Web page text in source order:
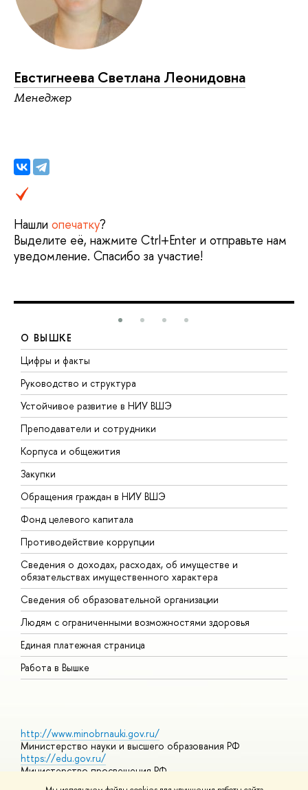
Евстигнеева Светлана Леонидовна
Менеджер
Нашли опечатку?
Выделите её, нажмите Ctrl+Enter и отправьте нам
уведомление. Спасибо за участие!
О ВЫШКЕ
Цифры и факты
Руководство и структура
Устойчивое развитие в НИУ ВШЭ
Преподаватели и сотрудники
Корпуса и общежития
Закупки
Обращения граждан в НИУ ВШЭ
Фонд целевого капитала
Противодействие коррупции
Сведения о доходах, расходах, об имуществе и
обязательствах имущественного характера
Сведения об образовательной организации
Людям с ограниченными возможностями здоровья
Единая платежная страница
Работа в Вышке
http://www.minobrnauki.gov.ru/
Министерство науки и высшего образования РФ
https://edu.gov.ru/
Министерство просвещения РФ
https://elearning.hse.ru/mooc